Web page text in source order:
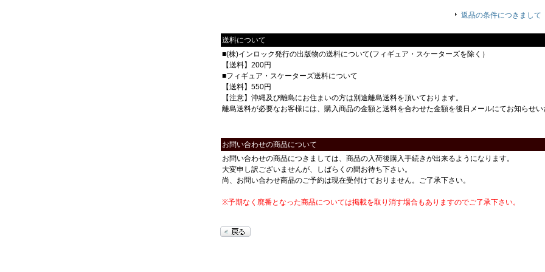
返品の条件につきまして
送料について
■(株)インロック発行の出版物の送料について(フィギュア・スケーターズを除く）
【送料】200円
■フィギュア・スケーターズ送料について
【送料】550円
【注意】沖縄及び離島にお住まいの方は別途離島送料を頂いております。
離島送料が必要なお客様には、購入商品の金額と送料を合わせた金額を後日メールにてお知らせい
お問い合わせの商品について
お問い合わせの商品につきましては、商品の入荷後購入手続きが出来るようになります。
大変申し訳ございませんが、しばらくの間お待ち下さい。
尚、お問い合わせ商品のご予約は現在受付けておりません。ご了承下さい。
※予期なく廃番となった商品については掲載を取り消す場合もありますのでご了承下さい。